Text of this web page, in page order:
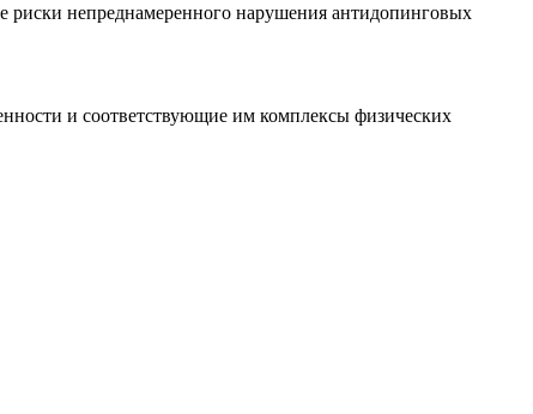
непреднамеренного нарушения антидопинговых
и соответствующие им комплексы физических